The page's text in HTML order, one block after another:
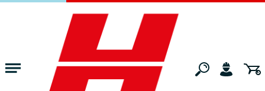
Zum Hauptinhalt springen
Gartenmarkt Rasenmäher